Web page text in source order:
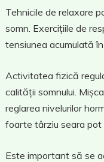
Tehnicile de relaxare
somn. Exercițiile de
tensiunea acumulată
Activitatea fizică
calității somnului.
reglarea nivelurilor
foarte târziu seara pot
Este important să se